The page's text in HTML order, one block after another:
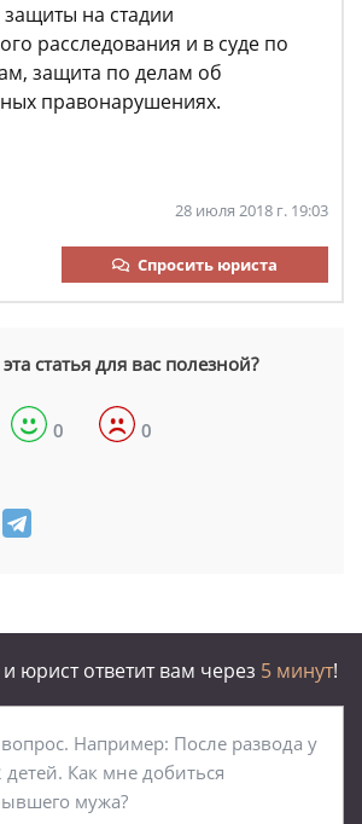
на стадии
расследования и в суде по
защита по делам об
правонарушениях.
28 июля 2018 г. 19:03
Спросить юриста
статья для вас полезной?
0 0
юрист ответит вам через 5 минут!